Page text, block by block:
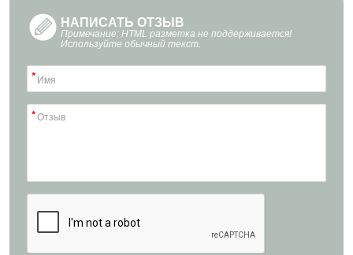
НАПИСАТЬ ОТЗЫВ
Примечание: HTML разметка не поддерживается!
Используйте обычный текст.